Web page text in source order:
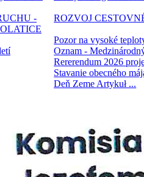
ROZVOJ
Pozor na vysoké
Oznam -
Rererendum 2026
Stavanie obecného
Deň Zeme Artykuł ...